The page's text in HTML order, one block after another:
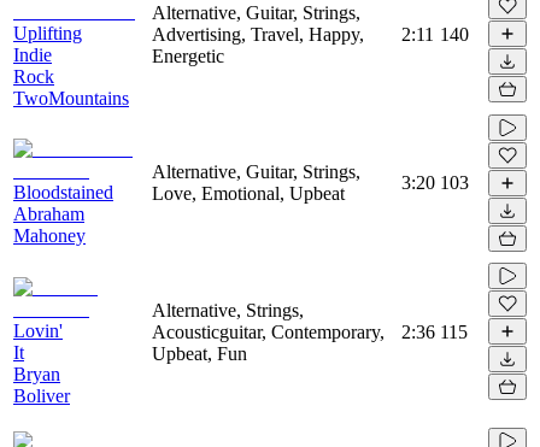
Uplifting
Indie
Rock
TwoMountains
Alternative, Guitar, Strings,
Advertising, Travel, Happy,
Energetic
2:11 140
Bloodstained
Abraham
Mahoney
Alternative, Guitar, Strings,
Love, Emotional, Upbeat
3:20 103
Lovin'
It
Bryan
Boliver
Alternative, Strings,
Acousticguitar, Contemporary,
Upbeat, Fun
2:36 115